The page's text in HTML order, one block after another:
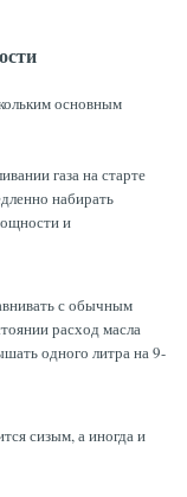
основным
газа на старте
набирать
и
с обычным
расход масла
одного литра на 9-
сизым, а иногда и